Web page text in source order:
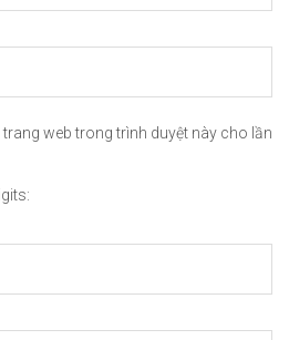
Đóng Lệnh và CopyTrade
#taichinh #dautu #chungkhoan
trang web trong trình duyệt này cho lần